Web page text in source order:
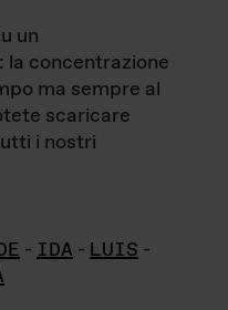
un
concentrazione
ma sempre al
scaricare
i nostri
- IDA - LUIS -